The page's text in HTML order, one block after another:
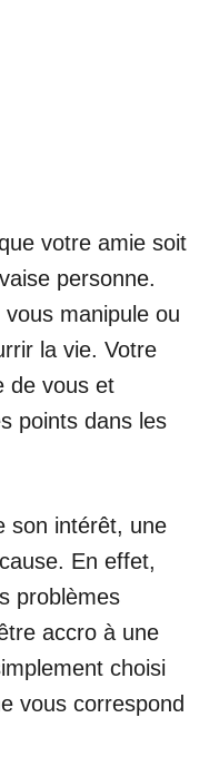
votre amie soit
personne.
vous manipule ou
la vie. Votre
de vous et
points dans les
son intérêt, une
En effet,
problèmes
accro à une
choisi
vous correspond